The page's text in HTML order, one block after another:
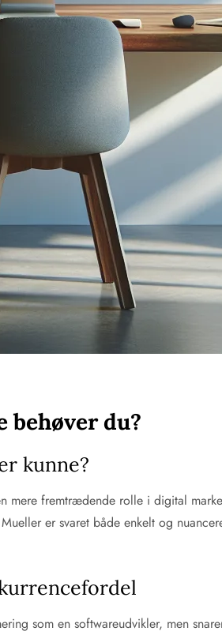
behøver du?
kunne?
mere fremtrædende rolle i digital
er svaret både enkelt og
som en softwareudvikler, men